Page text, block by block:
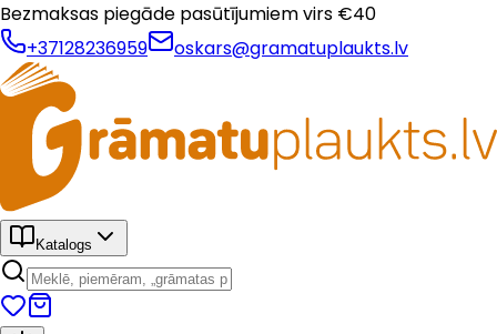
Bezmaksas piegāde pasūtījumiem virs €40
+37128236959
oskars@gramatuplaukts.lv
Katalogs